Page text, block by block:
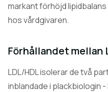
markant förhöjd
hos vårdgivaren.
Förhållandet mellan
LDL/HDL isolerar de två
inblandade i plackbiologin